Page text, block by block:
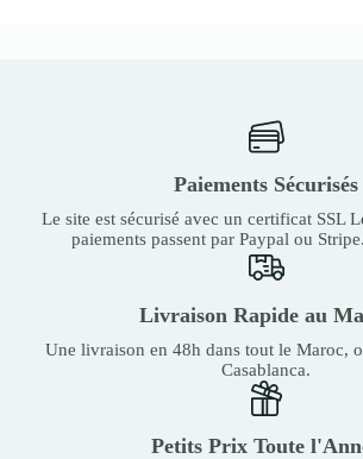
Paiements Sécurisés
Le site est sécurisé avec un certificat SSL
paiements passent par Paypal ou
Livraison Rapide au
Une livraison en 48h dans tout le Maroc,
Casablanca.
Petits Prix Toute